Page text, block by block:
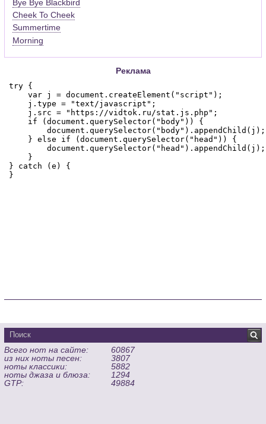
Bye Bye Blackbird
Cheek To Cheek
Summertime
Morning
Реклама
Всего нот на сайте:
60867
из них ноты песен:
3807
ноты классики:
5882
ноты джаза и блюза:
1294
GTP:
49884